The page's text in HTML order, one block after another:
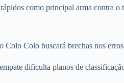
como principal arma contra o
Colo buscará brechas nos
dificulta planos de